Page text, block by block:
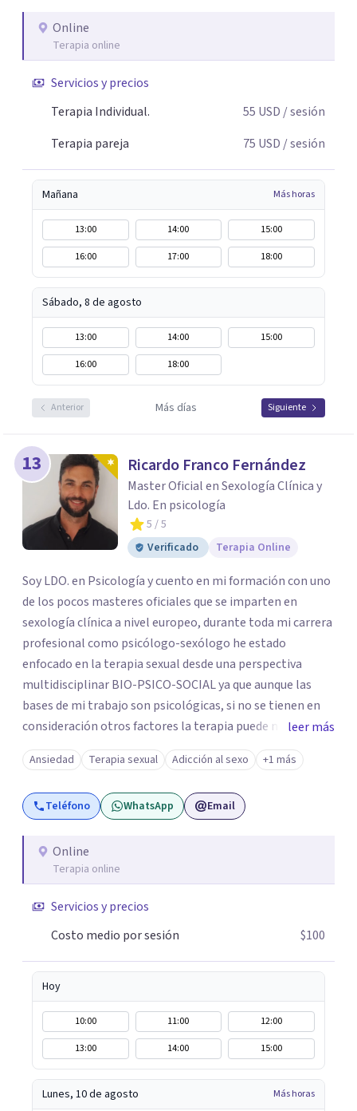
Online
Terapia online
Servicios y precios
Terapia Individual.
55 USD / sesión
Terapia pareja
75 USD / sesión
Mañana Más horas
13:00 14:00
15:00
16:00
17:00 18:00
Sábado, 8 de agosto
13:00 14:00
15:00
16:00
18:00
Anterior Más días Siguiente
13 Ricardo Franco Fernández
Master Oficial en Sexología Clínica y
Ldo. En psicología
5 / 5
Verificado
Terapia Online
Soy LDO. en Psicología y cuento en mi formación con uno
de los pocos masteres oficiales que se imparten en
sexología clínica a nivel europeo, durante toda mi carrera
profesional como psicólogo-sexólogo he estado
enfocado en la terapia sexual desde una perspectiva
multidisciplinar BIO-PSICO-SOCIAL ya que aunque las
bases de mi trabajo son psicológicas, si no se tienen en
consideración otros factores la terapia puede no
funcionar al tener una visión demasiado simplista,
excluyendo de antemano otros factores que pueden
influir. Mi intención es ayudar para conseguir una mejora
global de tu sexualidad, considerando cada caso como
personal concreta. En especial mi ámbito de trabajo es la
disfunción eréctil, la eyaculación precoz y la falta de
es de enorme importancia tanto para el bienestar físico y
mental como a nivel personal para una buena
leer más
Ansiedad Terapia sexual Adicción al sexo +1 más
Teléfono WhatsApp Email
Online
Terapia online
Servicios y precios
Costo medio por sesión
$100
Hoy
10:00 11:00
12:00
13:00
14:00 15:00
Lunes, 10 de agosto Más horas